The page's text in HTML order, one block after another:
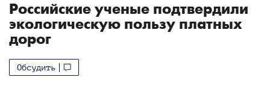
Российские ученые подтвердили
экологическую пользу платных
дорог
Обсудить